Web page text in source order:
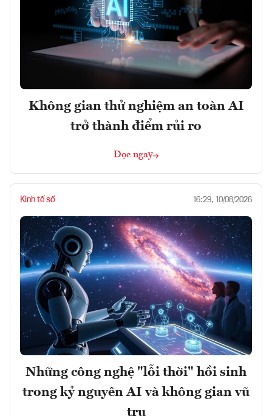
Không gian thử nghiệm an toàn AI
trở thành điểm rủi ro
Đọc ngay
Kinh tế số 16:29, 10/08/2026
Những công nghệ "lỗi thời" hồi sinh
trong kỷ nguyên AI và không gian vũ
trụ